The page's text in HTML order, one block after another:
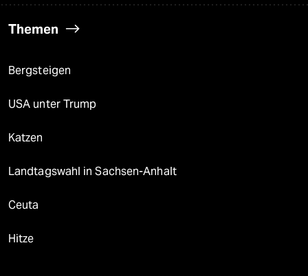
Themen
Bergsteigen
USA unter Trump
Katzen
Landtagswahl in Sachsen-Anhalt
Ceuta
Hitze